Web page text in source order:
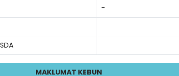
-
MAKLUMAT KEBUN